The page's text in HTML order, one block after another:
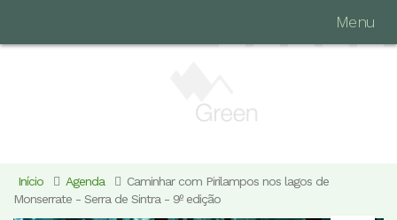
Menu
Início Agenda
Caminhar com Pirilampos nos lagos de
Monserrate - Serra de Sintra - 9º edição